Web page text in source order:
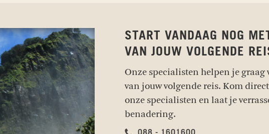
START VANDAAG NOG
VAN JOUW VOLGENDE
Onze specialisten helpen je
van jouw volgende reis. Kom
onze specialisten en laat je
benadering.
088 - 1601600